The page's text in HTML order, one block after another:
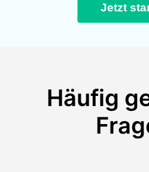
Jetzt
Häufig